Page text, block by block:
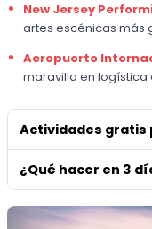
New Jersey
artes escénicas más
Aeropuerto
maravilla en logística
Actividades gratis
¿Qué hacer en 3